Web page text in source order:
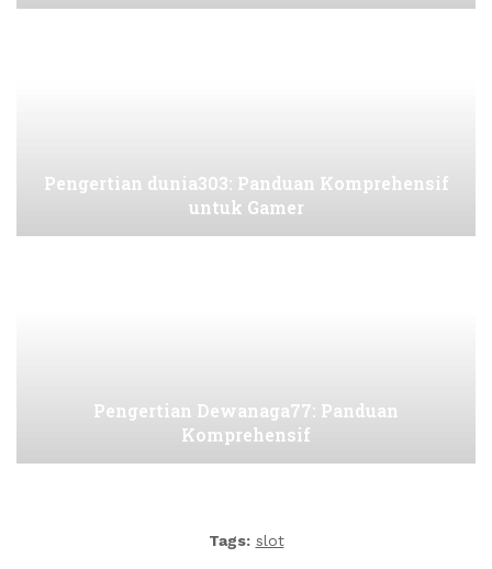
Pengertian dunia303: Panduan Komprehensif
untuk Gamer
Pengertian Dewanaga77: Panduan
Komprehensif
Tags: slot